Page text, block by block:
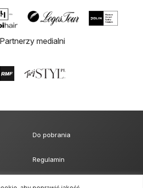
Partnerzy medialni
Do pobrania
Regulamin
Formularz akredytacji mediów